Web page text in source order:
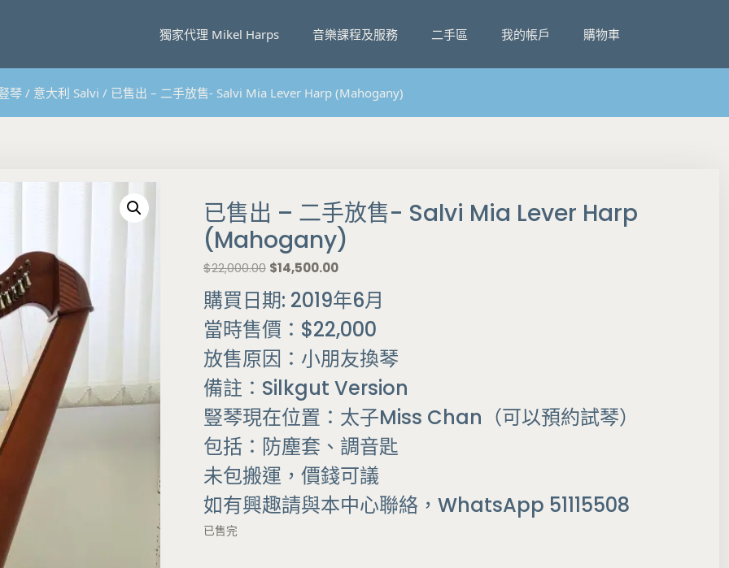
獨家代理 Mikel Harps 音樂課程及服務 二手區 我的帳戶 購物車
琴/ 意大利 Salvi / 已售出 – 二手放售- Salvi Mia Lever Harp (Mahogany)
已售出 – 二手放售- Salvi Mia Lever Harp
(Mahogany)
$22,000.00 原
價
：
$
2
2
,
0
0
0
.
0
0
。
$14,500.00目
價
格
：
$
1
4
,
5
0
0
0
。
購買日期: 2019年6月
當時售價：$22,000
放售原因：小朋友換琴
備註：Silkgut Version
豎琴現在位置：太子Miss Chan（可以預約試琴）
包括：防塵套、調音匙
未包搬運，價錢可議
如有興趣請與本中心聯絡，WhatsApp 51115508
已售完